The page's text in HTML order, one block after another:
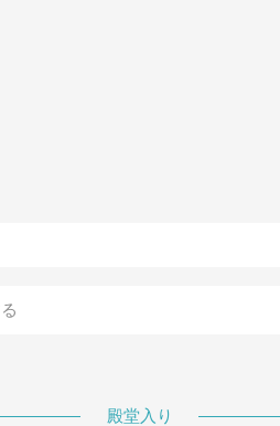
殿堂入り